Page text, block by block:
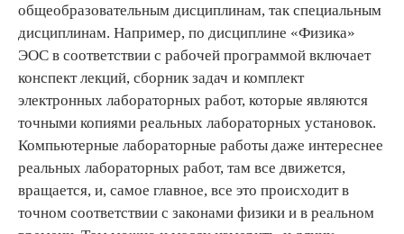
общеобразовательным дисциплинам, так специальным
дисциплинам. Например, по дисциплине «Физика»
ЭОС в соответствии с рабочей программой включает
конспект лекций, сборник задач и комплект
электронных лабораторных работ, которые являются
точными копиями реальных лабораторных установок.
Компьютерные лабораторные работы даже интереснее
реальных лабораторных работ, там все движется,
вращается, и, самое главное, все это происходит в
точном соответствии с законами физики и в реальном